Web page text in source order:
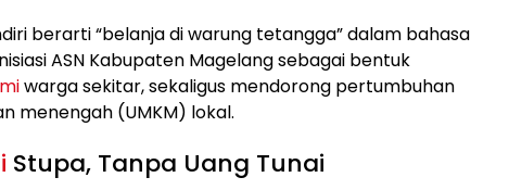
berarti “belanja di warung tetangga” dalam bahasa
ASN Kabupaten Magelang sebagai bentuk
warga sekitar, sekaligus mendorong pertumbuhan
menengah (UMKM) lokal.
Stupa, Tanpa Uang Tunai